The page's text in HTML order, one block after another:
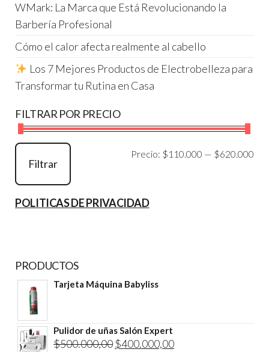
WMark: La Marca que Está Revolucionando la
Barbería Profesional
Cómo el calor afecta realmente al cabello
Los 7 Mejores Productos de Electrobelleza para
Transformar tu Rutina en Casa
FILTRAR POR PRECIO
Filtrar
Precio: $110.000 — $620.000
POLITICAS DE PRIVACIDAD
PRODUCTOS
Tarjeta Máquina Babyliss
Pulidor de uñas Salón Expert
$500.000,00 El
$400.000,00El